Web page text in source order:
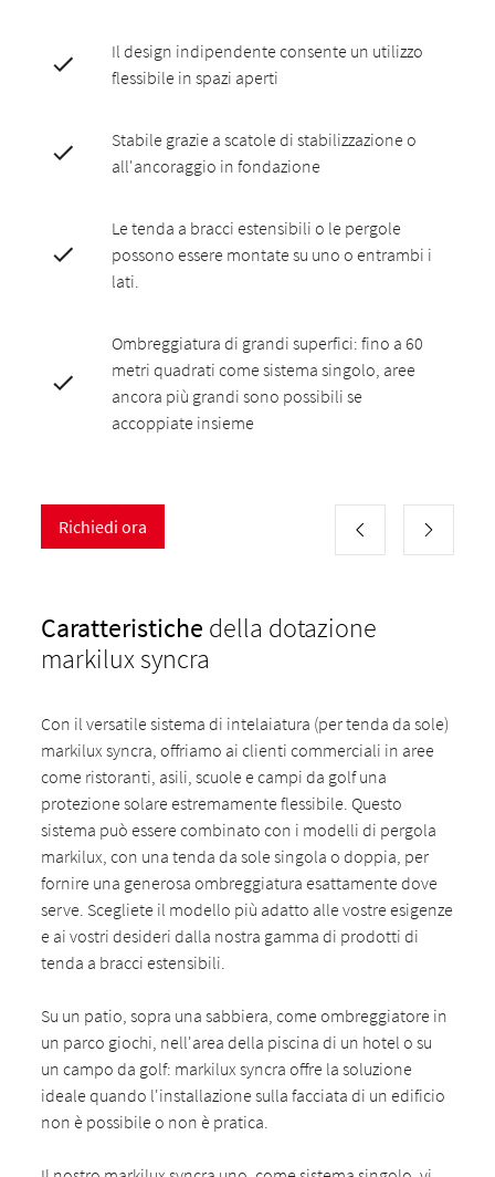
Il design indipendente consente un utilizzo
flessibile in spazi aperti
Stabile grazie a scatole di stabilizzazione o
all'ancoraggio in fondazione
Le tenda a bracci estensibili o le pergole
possono essere montate su uno o entrambi i
lati.
Ombreggiatura di grandi superfici: fino a 60
metri quadrati come sistema singolo, aree
ancora più grandi sono possibili se
accoppiate insieme
Richiedi ora
Caratteristiche della dotazione
markilux syncra
Con il versatile sistema di intelaiatura (per tenda da sole)
markilux syncra, offriamo ai clienti commerciali in aree
come ristoranti, asili, scuole e campi da golf una
protezione solare estremamente flessibile. Questo
sistema può essere combinato con i modelli di pergola
markilux, con una tenda da sole singola o doppia, per
fornire una generosa ombreggiatura esattamente dove
serve. Scegliete il modello più adatto alle vostre esigenze
e ai vostri desideri dalla nostra gamma di prodotti di
tenda a bracci estensibili.
Su un patio, sopra una sabbiera, come ombreggiatore in
un parco giochi, nell'area della piscina di un hotel o su
un campo da golf: markilux syncra offre la soluzione
ideale quando l'installazione sulla facciata di un edificio
non è possibile o non è pratica.